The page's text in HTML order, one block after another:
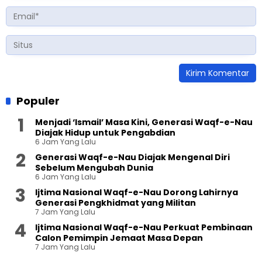
Populer
Menjadi ‘Ismail’ Masa Kini, Generasi Waqf-e-Nau
Diajak Hidup untuk Pengabdian
6 Jam Yang Lalu
Generasi Waqf-e-Nau Diajak Mengenal Diri
Sebelum Mengubah Dunia
6 Jam Yang Lalu
Ijtima Nasional Waqf-e-Nau Dorong Lahirnya
Generasi Pengkhidmat yang Militan
7 Jam Yang Lalu
Ijtima Nasional Waqf-e-Nau Perkuat Pembinaan
Calon Pemimpin Jemaat Masa Depan
7 Jam Yang Lalu